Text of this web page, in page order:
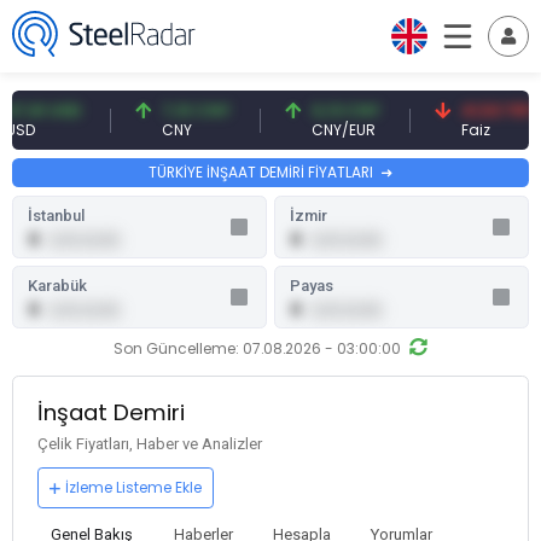
7,10 CNY 0,13 CNY
CNY/EUR
41,53 TRY
TÜRKİYE İNŞAAT DEMİRİ FİYATLARI
Son Güncelleme: 07.08.2026 - 03:00:00
İstanbul İzmir
Karabük Payas
İnşaat Demiri
Çelik Fiyatları, Haber ve Analizler
İzleme Listeme Ekle
Genel Bakış Haberler Hesapla Yorumlar